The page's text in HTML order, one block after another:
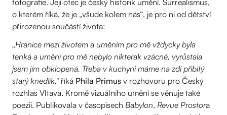
fotografie. Její otec je český historik umění. Surrealismus,
o kterém říká, že je „všude kolem nás“, je pro ni od dětství
přirozenou součástí života:
„Hranice mezi životem a uměním pro mě vždycky byla
tenká a umění pro mě nebylo nikterak vzácné, vyrůstala
jsem jím obklopená. Třeba v kuchyni máme na zdi přibitý
starý knedlík,“ říká Phila Primus v rozhovoru pro Český
rozhlas Vltava. Kromě vizuálního umění se věnuje také
poezii. Publikovala v časopisech Babylon, Revue Prostora